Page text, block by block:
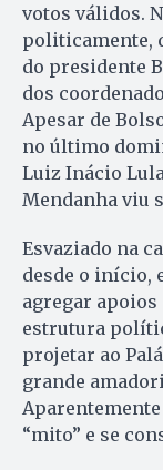
votos válidos.
politicamente,
do presidente
dos
Apesar de
no último
Luiz Inácio
Mendanha viu
Esvaziado na
desde o início,
agregar
estrutura
projetar ao
grande
“mito” e se